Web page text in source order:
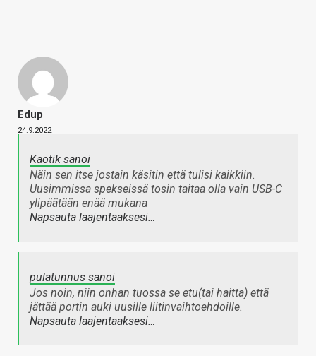
Edup
24.9.2022
Kaotik sanoi
Näin sen itse jostain käsitin että tulisi kaikkiin.
Uusimmissa spekseissä tosin taitaa olla vain USB-C
ylipäätään enää mukana
Napsauta laajentaaksesi…
pulatunnus sanoi
Jos noin, niin onhan tuossa se etu(tai haitta) että
jättää portin auki uusille liitinvaihtoehdoille.
Napsauta laajentaaksesi…